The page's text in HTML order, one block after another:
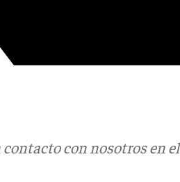
contacto con nosotros en el